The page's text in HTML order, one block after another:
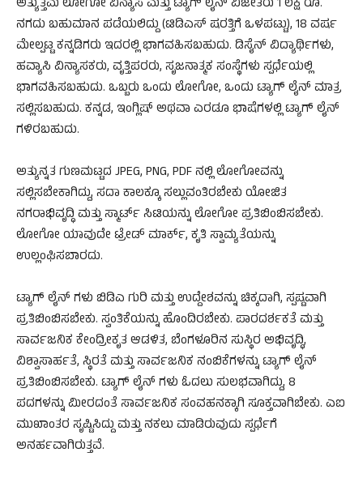
ಅತ್ಯುತ್ತಮ ಲೋಗೋ ವಿನ್ಯಾಸ ಮತ್ತು ಟ್ಯಾಗ್ ಲೈನ್ ವಿಜೇತರು 1 ಲಕ್ಷ ರೂ.
ನಗದು ಬಹುಮಾನ ಪಡೆಯಲಿದ್ದು (ಟಿಡಿಎಸ್ ಷರತ್ತಿಗೆ ಒಳಪಟ್ಟು), 18 ವರ್ಷ
ಮೇಲ್ಪಟ್ಟ ಕನ್ನಡಿಗರು ಇದರಲ್ಲಿ ಭಾಗವಹಿಸಬಹುದು. ಡಿಸೈನ್ ವಿದ್ಯಾರ್ಥಿಗಳು,
ಹವ್ಯಾಸಿ ವಿನ್ಯಾಸಕರು, ವೃತ್ತಿಪರರು, ಸೃಜನಾತ್ಮಕ ಸಂಸ್ಥೆಗಳು ಸ್ಪರ್ಧೆಯಲ್ಲಿ
ಭಾಗವಹಿಸಬಹುದು. ಒಬ್ಬರು ಒಂದು ಲೋಗೋ, ಒಂದು ಟ್ಯಾಗ್ ಲೈನ್ ಮಾತ್ರ
ಸಲ್ಲಿಸಬಹುದು. ಕನ್ನಡ, ಇಂಗ್ಲಿಷ್ ಅಥವಾ ಎರಡೂ ಭಾಷೆಗಳಲ್ಲಿ ಟ್ಯಾಗ್ ಲೈನ್
ಗಳಿರಬಹುದು.
ಅತ್ಯುನ್ನತ ಗುಣಮಟ್ಟದ JPEG, PNG, PDF ನಲ್ಲಿ ಲೋಗೋವನ್ನು
ಸಲ್ಲಿಸಬೇಕಾಗಿದ್ದು, ಸದಾ ಕಾಲಕ್ಕೂ ಸಲ್ಲುವಂತಿರಬೇಕು ಯೋಜಿತ
ನಗರಾಭಿವೃದ್ಧಿ ಮತ್ತು ಸ್ಮಾರ್ಟ್ ಸಿಟಿಯನ್ನು ಲೋಗೋ ಪ್ರತಿಬಿಂಬಿಸಬೇಕು.
ಲೋಗೋ ಯಾವುದೇ ಟ್ರೇಡ್ ಮಾರ್ಕ್, ಕೃತಿ ಸ್ವಾಮ್ಯತೆಯನ್ನು
ಉಲ್ಲಂಘಿಸಬಾರದು.
ಟ್ಯಾಗ್ ಲೈನ್ ಗಳು ಬಿಡಿಎ ಗುರಿ ಮತ್ತು ಉದ್ದೇಶವನ್ನು ಚಿಕ್ಕದಾಗಿ, ಸ್ಪಷ್ಟವಾಗಿ
ಪ್ರತಿಬಿಂಬಿಸಬೇಕು. ಸ್ವಂತಿಕೆಯನ್ನು ಹೊಂದಿರಬೇಕು. ಪಾರದರ್ಶಕತೆ ಮತ್ತು
ಸಾರ್ವಜನಿಕ ಕೇಂದ್ರೀಕೃತ ಆಡಳಿತ, ಬೆಂಗಳೂರಿನ ಸುಸ್ಥಿರ ಅಭಿವೃದ್ಧಿ,
ವಿಶ್ವಾಸಾರ್ಹತೆ, ಸ್ಥಿರತೆ ಮತ್ತು ಸಾರ್ವಜನಿಕ ನಂಬಿಕೆಗಳನ್ನು ಟ್ಯಾಗ್ ಲೈನ್
ಪ್ರತಿಬಿಂಬಿಸಬೇಕು. ಟ್ಯಾಗ್ ಲೈನ್ ಗಳು ಓದಲು ಸುಲಭವಾಗಿದ್ದು, 8
ಪದಗಳನ್ನು ಮೀರದಂತೆ ಸಾರ್ವಜನಿಕ ಸಂವಹನಕ್ಕಾಗಿ ಸೂಕ್ತವಾಗಿಬೇಕು. ಎಐ
ಮುಖಾಂತರ ಸೃಷ್ಟಿಸಿದ್ದು ಮತ್ತು ನಕಲು ಮಾಡಿರುವುದು ಸ್ಪರ್ಧೆಗೆ
ಅನರ್ಹವಾಗಿರುತ್ತವೆ.